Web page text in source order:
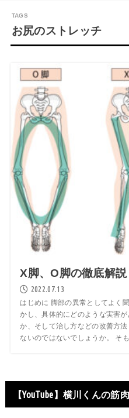
お尻のストレッチ
X脚、O脚の徹底解説
2022.07.13
はじめに 脚部の異常としてよく
かし、具体的にどのような実害
か、そして治し方などの改善方
ないのではないでしょうか。 そも
【YouTube】横川くんの筋